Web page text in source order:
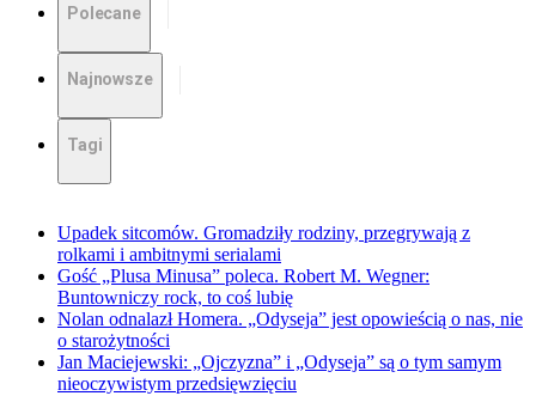
Polecane
Najnowsze
Tagi
Upadek sitcomów. Gromadziły rodziny, przegrywają z
rolkami i ambitnymi serialami
Gość „Plusa Minusa” poleca. Robert M. Wegner:
Buntowniczy rock, to coś lubię
Nolan odnalazł Homera. „Odyseja” jest opowieścią o nas, nie
o starożytności
Jan Maciejewski: „Ojczyzna” i „Odyseja” są o tym samym
nieoczywistym przedsięwzięciu